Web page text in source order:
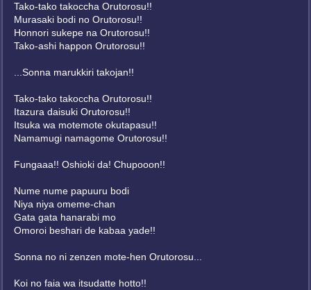
Tako-tako takoccha Orutorosu!!
Murasaki bodi no Orutorosu!!
Honnori sukepe na Orutorosu!!
Tako-ashi happon Orutorosu!!
...Sonna marukkiri takojan!!
Tako-tako takoccha Orutorosu!!
Itazura daisuki Orutorosu!!
Itsuka wa motemote okutapasu!!
Namamugi namagome Orutorosu!!
Fungaaa!! Oshioki da! Chupooon!!
Nume nume papuuru bodi
Niya niya omeme-chan
Gata gata hanarabi mo
Omoroi beshari de kabaa yade!!
Sonna no ni zenzen mote-hen Orutorosu...
Koi no faia wa itsudatte hotto!!